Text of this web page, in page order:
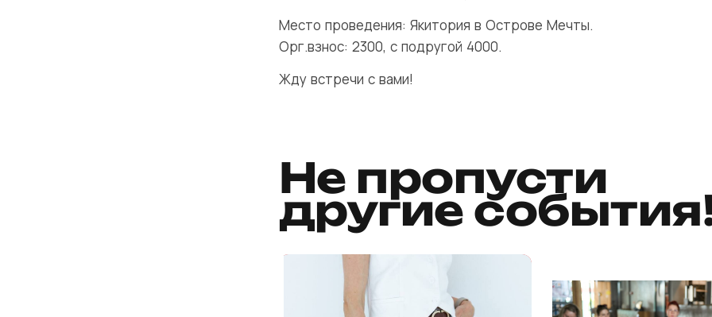
Место проведения: Якитория в Острове Мечты.
Орг.взнос: 2300, с подругой 4000.
Жду встречи с вами!
Не пропусти
другие